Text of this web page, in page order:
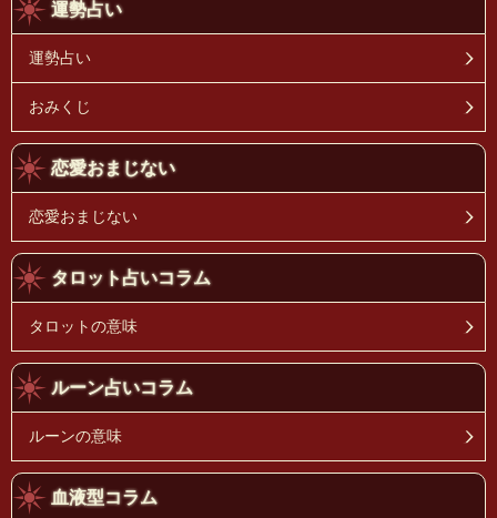
運勢占い
運勢占い
おみくじ
恋愛おまじない
恋愛おまじない
タロット占いコラム
タロットの意味
ルーン占いコラム
ルーンの意味
血液型コラム